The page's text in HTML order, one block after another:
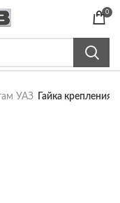
0
УАЗ Гайка крепления